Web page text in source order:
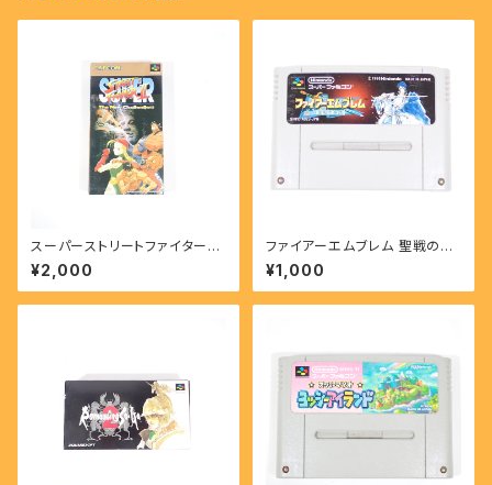
スーパーストリートファイターⅡ
- SUPER STREET FIGHTER
II 【SFC】
¥2,000
ファイアーエムブレム 聖戦の系
譜 - FIRE EMBLEM Seisen
No Keihu 【SFC】
¥1,000